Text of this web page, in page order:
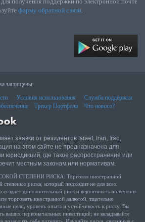
форму обратной связи.
защищены.
Условия использования
Служба поддержки
Трекер Портфеля Что нового?
заявки от резидентов Israel, Iran, Iraq,
на этом сайте не предназначена для
юрисдикций, где такое распространение или
местным законам или нормативам.
СТЕПЕНИ РИСКА: Торговля иностранной
степенью риска, который подходит не для всех
создает дополнительный риск и вероятность получения
торговать иностранной валютой, тщательно
цели, уровень опыта и устойчивость к риску. Вы
ваших первоначальных инвестиций; не вкладывайте